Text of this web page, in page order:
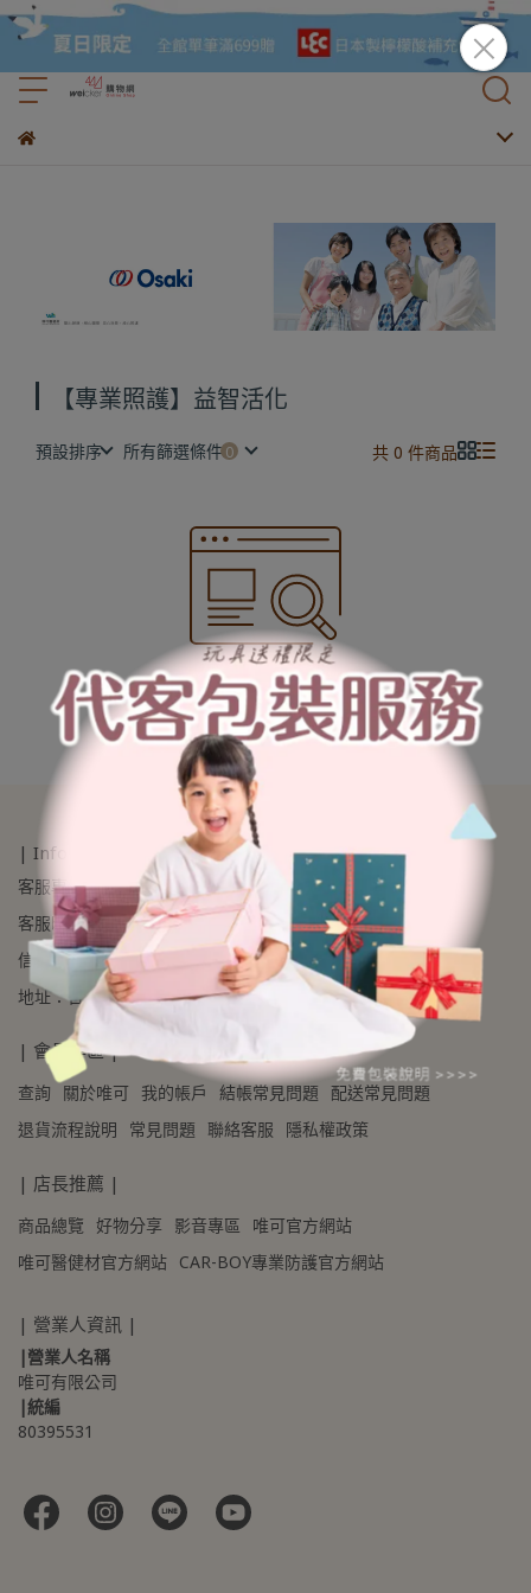
【專業照護】益智活化
預設排序 所有篩選條件 共 0 件商品
很抱歉，無商品符合篩選條件
請重新輸入篩選
| Informations |
客服專線：04-24520663
客服時間：09:00am - 05:00pm
信箱：service2@weicker.com.tw
地址：台中市西屯區西屯路三段90-30巷6號(※不提供現場購買)
| 會員專區 |
查詢 關於唯可 我的帳戶 結帳常見問題 配送常見問題
退貨流程說明 常見問題 聯絡客服 隱私權政策
| 店長推薦 |
商品總覽 好物分享 影音專區 唯可官方網站
唯可醫健材官方網站 CAR-BOY專業防護官方網站
| 營業人資訊 |
|營業人名稱
唯可有限公司
|統編
80395531